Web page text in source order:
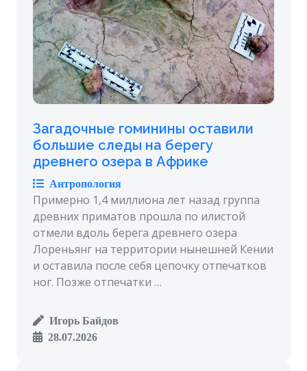
Загадочные гоминины оставили
большие следы на берегу
древнего озера в Африке
Антропология
Примерно 1,4 миллиона лет назад группа
древних приматов прошла по илистой
отмели вдоль берега древнего озера
Лореньянг на территории нынешней Кении
и оставила после себя цепочку отпечатков
ног. Позже отпечатки …
Игорь Байдов
28.07.2026